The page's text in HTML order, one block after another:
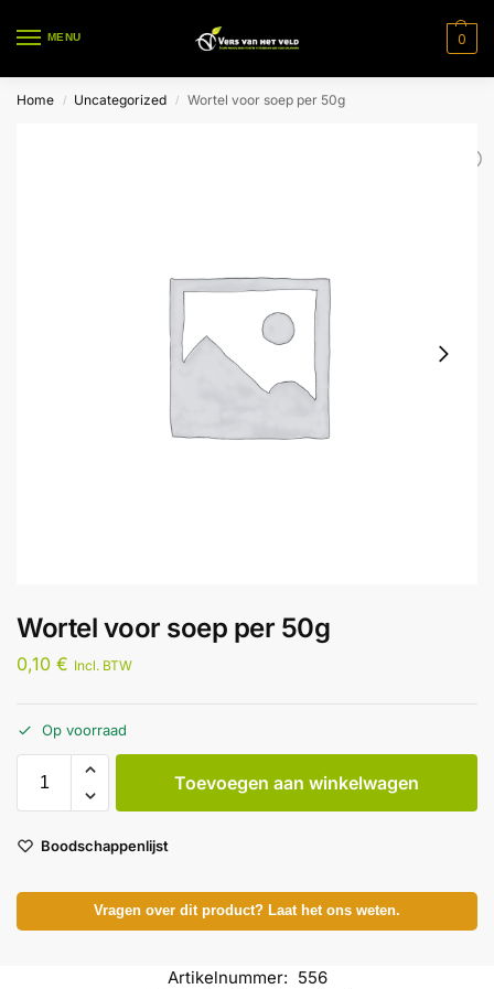
MENU 0
Home / Uncategorized / Wortel voor soep per 50g
Wortel voor soep per 50g
0,10 € Incl. BTW
Op voorraad
Toevoegen aan winkelwagen
Boodschappenlijst
Vragen over dit product? Laat het ons weten.
Artikelnummer: 556